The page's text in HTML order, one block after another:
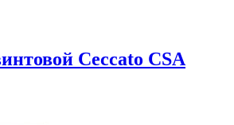
Ceccato CSА